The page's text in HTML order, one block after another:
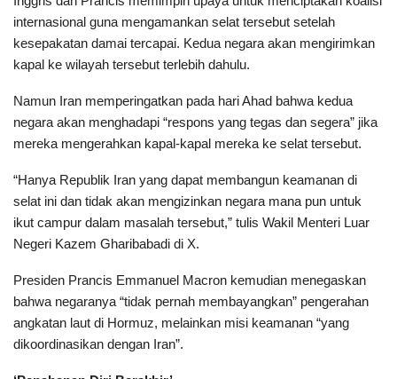
internasional guna mengamankan selat tersebut setelah
kesepakatan damai tercapai. Kedua negara akan mengirimkan
kapal ke wilayah tersebut terlebih dahulu.
Namun Iran memperingatkan pada hari Ahad bahwa kedua
negara akan menghadapi “respons yang tegas dan segera” jika
mereka mengerahkan kapal-kapal mereka ke selat tersebut.
“Hanya Republik Iran yang dapat membangun keamanan di
selat ini dan tidak akan mengizinkan negara mana pun untuk
ikut campur dalam masalah tersebut,” tulis Wakil Menteri Luar
Negeri Kazem Gharibabadi di X.
Presiden Prancis Emmanuel Macron kemudian menegaskan
bahwa negaranya “tidak pernah membayangkan” pengerahan
angkatan laut di Hormuz, melainkan misi keamanan “yang
dikoordinasikan dengan Iran”.